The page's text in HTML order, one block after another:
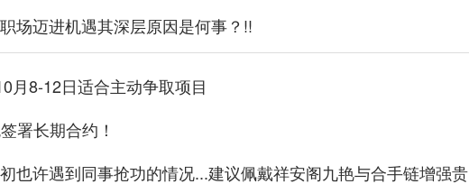
场迈进机遇其深层原因是何事？!!
月8-12日适合主动争取项目
署长期合约！
也许遇到同事抢功的情况...建议佩戴祥安阁九艳与合手链增强贵